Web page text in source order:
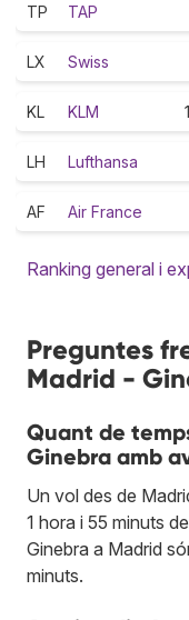
TP TAP
LX Swiss
KL KLM
LH Lufthansa
AF Air France
Ranking general i
Preguntes
Madrid -
Quant de
Ginebra amb
Un vol des de
1 hora i 55 minuts
Ginebra a Madrid
minuts.